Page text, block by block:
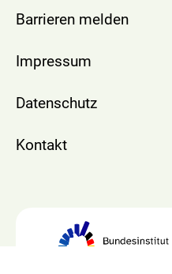
Barrieren melden
Impressum
Datenschutz
Kontakt